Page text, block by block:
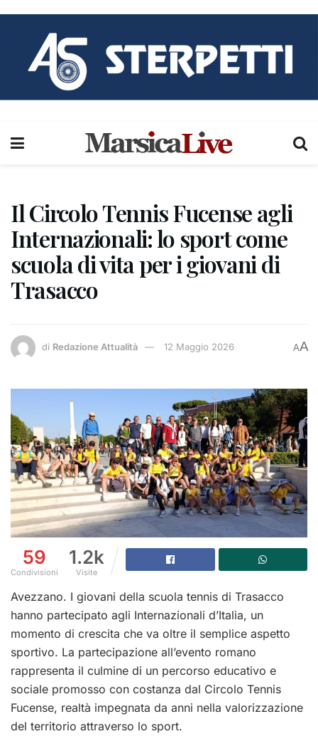
Il Circolo Tennis Fucense agli
Internazionali: lo sport come
scuola di vita per i giovani di
Trasacco
di Redazione Attualità 12 Maggio 2026 AA
59
Condivisioni
1.2k
Visite
Avezzano. I giovani della scuola tennis di Trasacco
hanno partecipato agli Internazionali d’Italia, un
momento di crescita che va oltre il semplice aspetto
sportivo. La partecipazione all’evento romano
rappresenta il culmine di un percorso educativo e
sociale promosso con costanza dal Circolo Tennis
Fucense, realtà impegnata da anni nella valorizzazione
del territorio attraverso lo sport.